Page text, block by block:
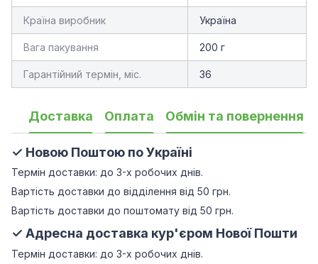
Країна виробник Україна
Вага пакування 200 г
Гарантійний термін, міс. 36
Доставка Оплата Обмін та повернення
✓ Новою Поштою по Україні
Термін доставки: до 3-х робочих днів.
Вартість доставки до відділення від 50 грн.
Вартість доставки до поштомату від 50 грн.
✓ Адресна доставка кур'єром Нової Пошти
Термін доставки: до 3-х робочих днів.